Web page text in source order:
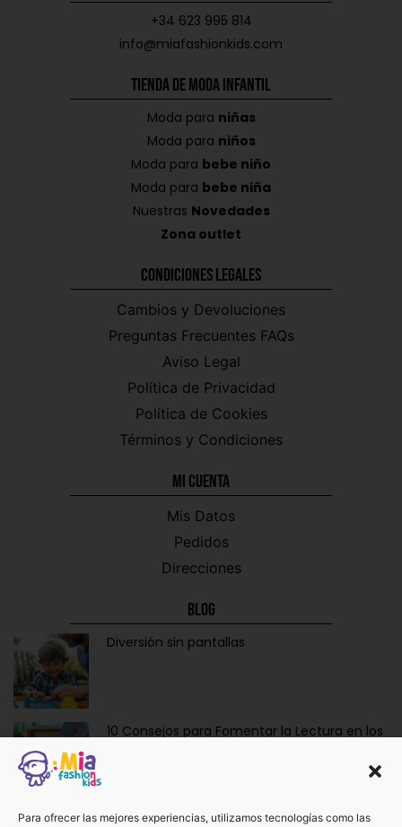
Para ofrecer las mejores experiencias, utilizamos tecnologías como las
+34 623 995 814
info@miafashionkids.com
Tienda de Moda Infantil
Moda para niñas
Moda para niños
Moda para bebe niño
Moda para bebe niña
Nuestras Novedades
Zona outlet
Condiciones Legales
Cambios y Devoluciones
Preguntas Frecuentes FAQs
Aviso Legal
Política de Privacidad
Política de Cookies
Términos y Condiciones
Mi CUENTA
Mis Datos
Pedidos
Direcciones
Blog
Diversión sin pantallas
10 Consejos para Fomentar la Lectura en los
Ropa y Accesorios para Bebés Recién